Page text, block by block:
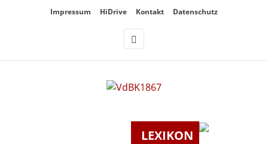
ÜberspringeImpressum HiDrive Kontakt Datenschutz
LEXIKON